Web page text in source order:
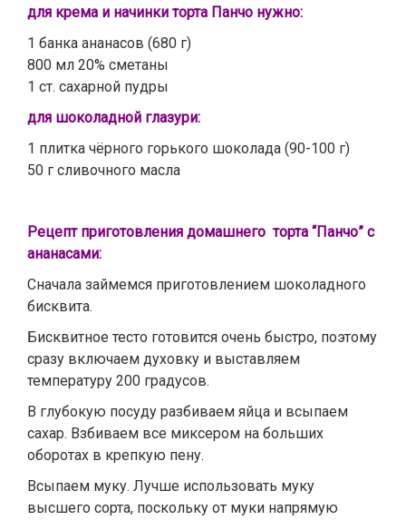
для крема и начинки торта Панчо нужно:
1 банка ананасов (680 г)
800 мл 20% сметаны
1 ст. сахарной пудры
для шоколадной глазури:
1 плитка чёрного горького шоколада (90-100 г)
50 г сливочного масла
Рецепт приготовления домашнего торта “Панчо” с
ананасами:
Сначала займемся приготовлением шоколадного
бисквита.
Бисквитное тесто готовится очень быстро, поэтому
сразу включаем духовку и выставляем
температуру 200 градусов.
В глубокую посуду разбиваем яйца и всыпаем
сахар. Взбиваем все миксером на больших
оборотах в крепкую пену.
Всыпаем муку. Лучше использовать муку
высшего сорта, поскольку от муки напрямую